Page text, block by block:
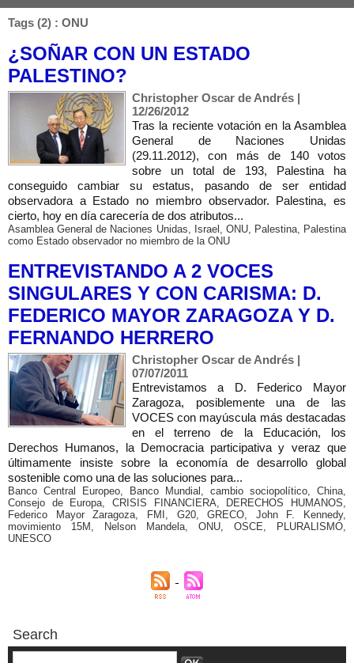
Tags (2) : ONU
¿SOÑAR CON UN ESTADO
PALESTINO?
Christopher Oscar de Andrés |
12/26/2012
Tras la reciente votación en la Asamblea
General de Naciones Unidas
(29.11.2012), con más de 140 votos
sobre un total de 193, Palestina ha
conseguido cambiar su estatus, pasando de ser entidad
observadora a Estado no miembro observador. Palestina, es
cierto, hoy en día carecería de dos atributos...
Asamblea General de Naciones Unidas, Israel , ONU, Palestina, Palestina
como Estado observador no miembro de la ONU
ENTREVISTANDO A 2 VOCES
SINGULARES Y CON CARISMA: D.
FEDERICO MAYOR ZARAGOZA Y D.
FERNANDO HERRERO
Christopher Oscar de Andrés |
07/07/2011
Entrevistamos a D. Federico Mayor
Zaragoza, posiblemente una de las
VOCES con mayúscula más destacadas
en el terreno de la Educación, los
Derechos Humanos, la Democracia participativa y veraz que
últimamente insiste sobre la economía de desarrollo global
sostenible como una de las soluciones para...
Banco Central Europeo, Banco Mundial , cambio sociopolítico, China,
Consejo de Europa,CRISIS FINANCIERA, DERECHOS HUMANOS,
Federico Mayor Zaragoza, FMI , G20,GRECO, John F. Kennedy,
movimiento 15M , Nelson Mandela, ONU, OSCE, PLURALISMO,
UNESCO
Search